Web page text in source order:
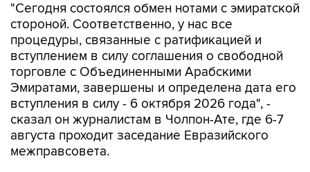
"Сегодня состоялся обмен нотами с эмиратской
стороной. Соответственно, у нас все
процедуры, связанные с ратификацией и
вступлением в силу соглашения о свободной
торговле с Объединенными Арабскими
Эмиратами, завершены и определена дата его
вступления в силу - 6 октября 2026 года", -
сказал он журналистам в Чолпон-Ате, где 6-7
августа проходит заседание Евразийского
межправсовета.